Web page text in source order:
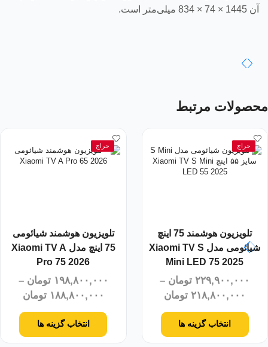
آن 1445 × 74 × 834 میلی‌متر است.
محصولات مرتبط
حراج
تلویزیون هوشمند 75 اینچ
شیائومی مدل Xiaomi TV S
Mini LED 75 2025
۲۲۹,۹۰۰,۰۰۰ تومان –
۲۱۸,۸۰۰,۰۰۰ تومان
انتخاب گزینه ها
حراج
تلویزیون هوشمند شیائومی
75 اینچ مدل Xiaomi TV A
Pro 75 2026
۱۹۸,۸۰۰,۰۰۰ تومان –
۱۸۸,۸۰۰,۰۰۰ تومان
انتخاب گزینه ها